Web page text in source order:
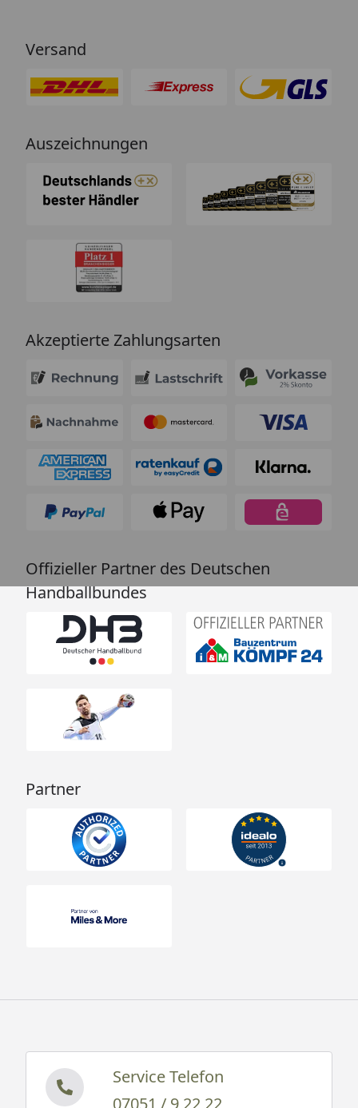
Versand
Auszeichnungen
Akzeptierte Zahlungsarten
Offizieller Partner des Deutschen
Handballbundes
Partner
Service Telefon
07051 / 9 22 22